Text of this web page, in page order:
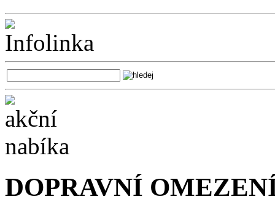
DOPRAVNÍ